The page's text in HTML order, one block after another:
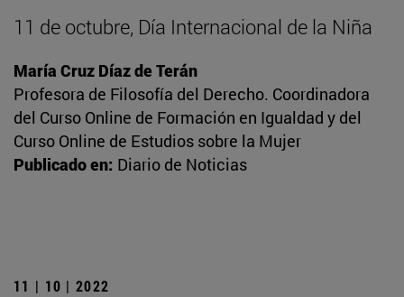
11 de octubre, Día Internacional de la Niña
María Cruz Díaz de Terán
Profesora de Filosofía del Derecho. Coordinadora
del Curso Online de Formación en Igualdad y del
Curso Online de Estudios sobre la Mujer
Publicado en: Diario de Noticias
11 | 10 | 2022